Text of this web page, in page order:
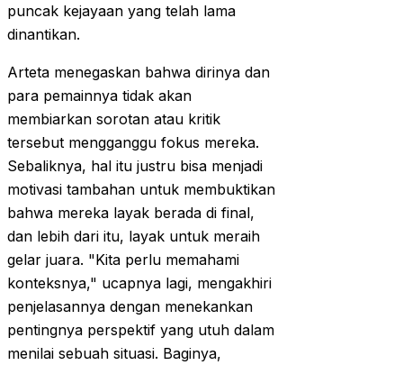
puncak kejayaan yang telah lama
dinantikan.
Arteta menegaskan bahwa dirinya dan
para pemainnya tidak akan
membiarkan sorotan atau kritik
tersebut mengganggu fokus mereka.
Sebaliknya, hal itu justru bisa menjadi
motivasi tambahan untuk membuktikan
bahwa mereka layak berada di final,
dan lebih dari itu, layak untuk meraih
gelar juara. "Kita perlu memahami
konteksnya," ucapnya lagi, mengakhiri
penjelasannya dengan menekankan
pentingnya perspektif yang utuh dalam
menilai sebuah situasi. Baginya,